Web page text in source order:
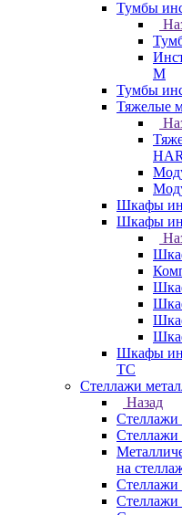
Тумбы
M
Тумбы
Тяжелые
Шкафы
Шкафы
Шкафы
TC
Стеллажи
Назад
Стеллажи
Стеллажи
на
Стеллажи
Стеллажи